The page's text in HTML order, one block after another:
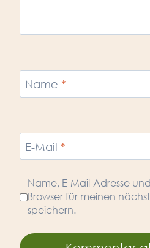
Name *
E-Mail *
Name, E-Mail-Adresse
Browser für meinen
speichern.